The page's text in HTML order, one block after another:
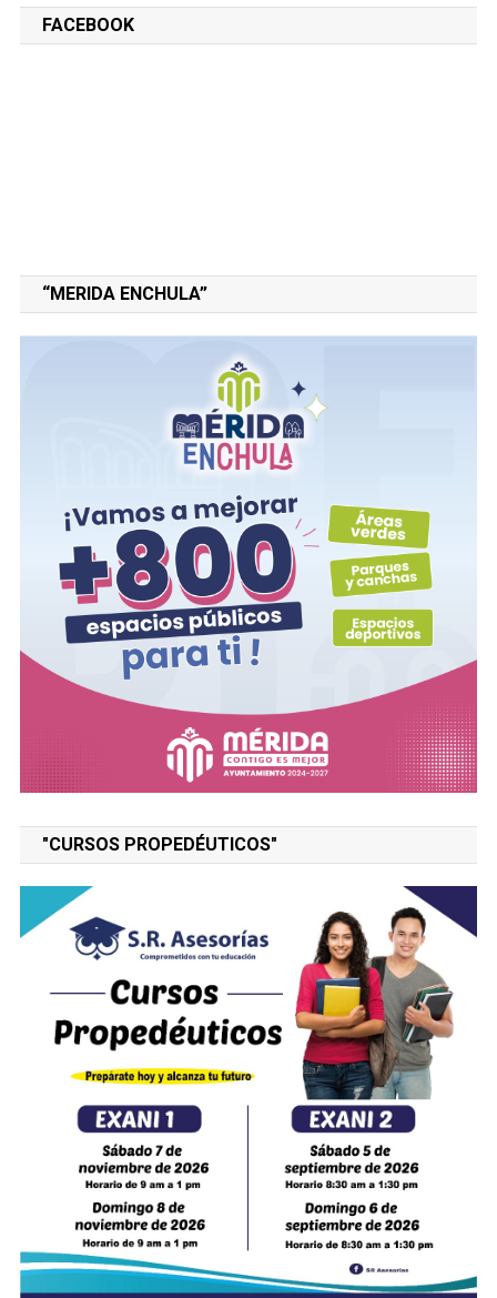
FACEBOOK
“MERIDA ENCHULA”
"CURSOS PROPEDÉUTICOS"